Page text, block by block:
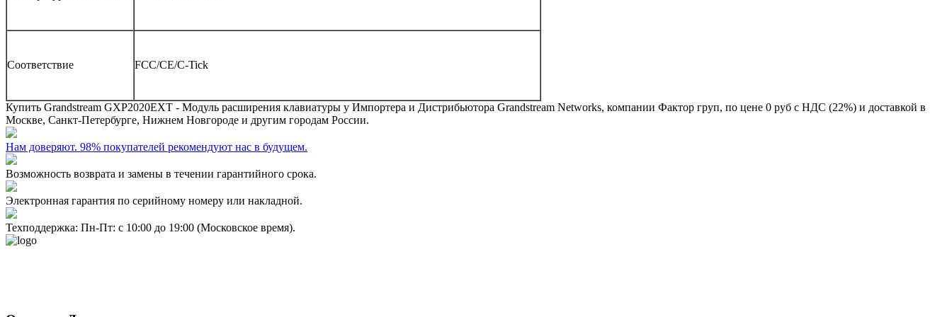
Соответствие FCC/CE/C-Tick
Купить Grandstream GXP2020EXT - Модуль расширения клавиатуры у Импортера и Дистрибьютора Grandstream Networks, компании Фактор груп, по цене 0 руб с НДС (22%) и доставкой в
Москве, Санкт-Петербурге, Нижнем Новгороде и другим городам России.
Нам доверяют. 98% покупателей рекомендуют нас в будущем.
Возможность возврата и замены в течении гарантийного срока.
Электронная гарантия по серийному номеру или накладной.
Техподдержка: Пн-Пт: с 10:00 до 19:00 (Московское время).